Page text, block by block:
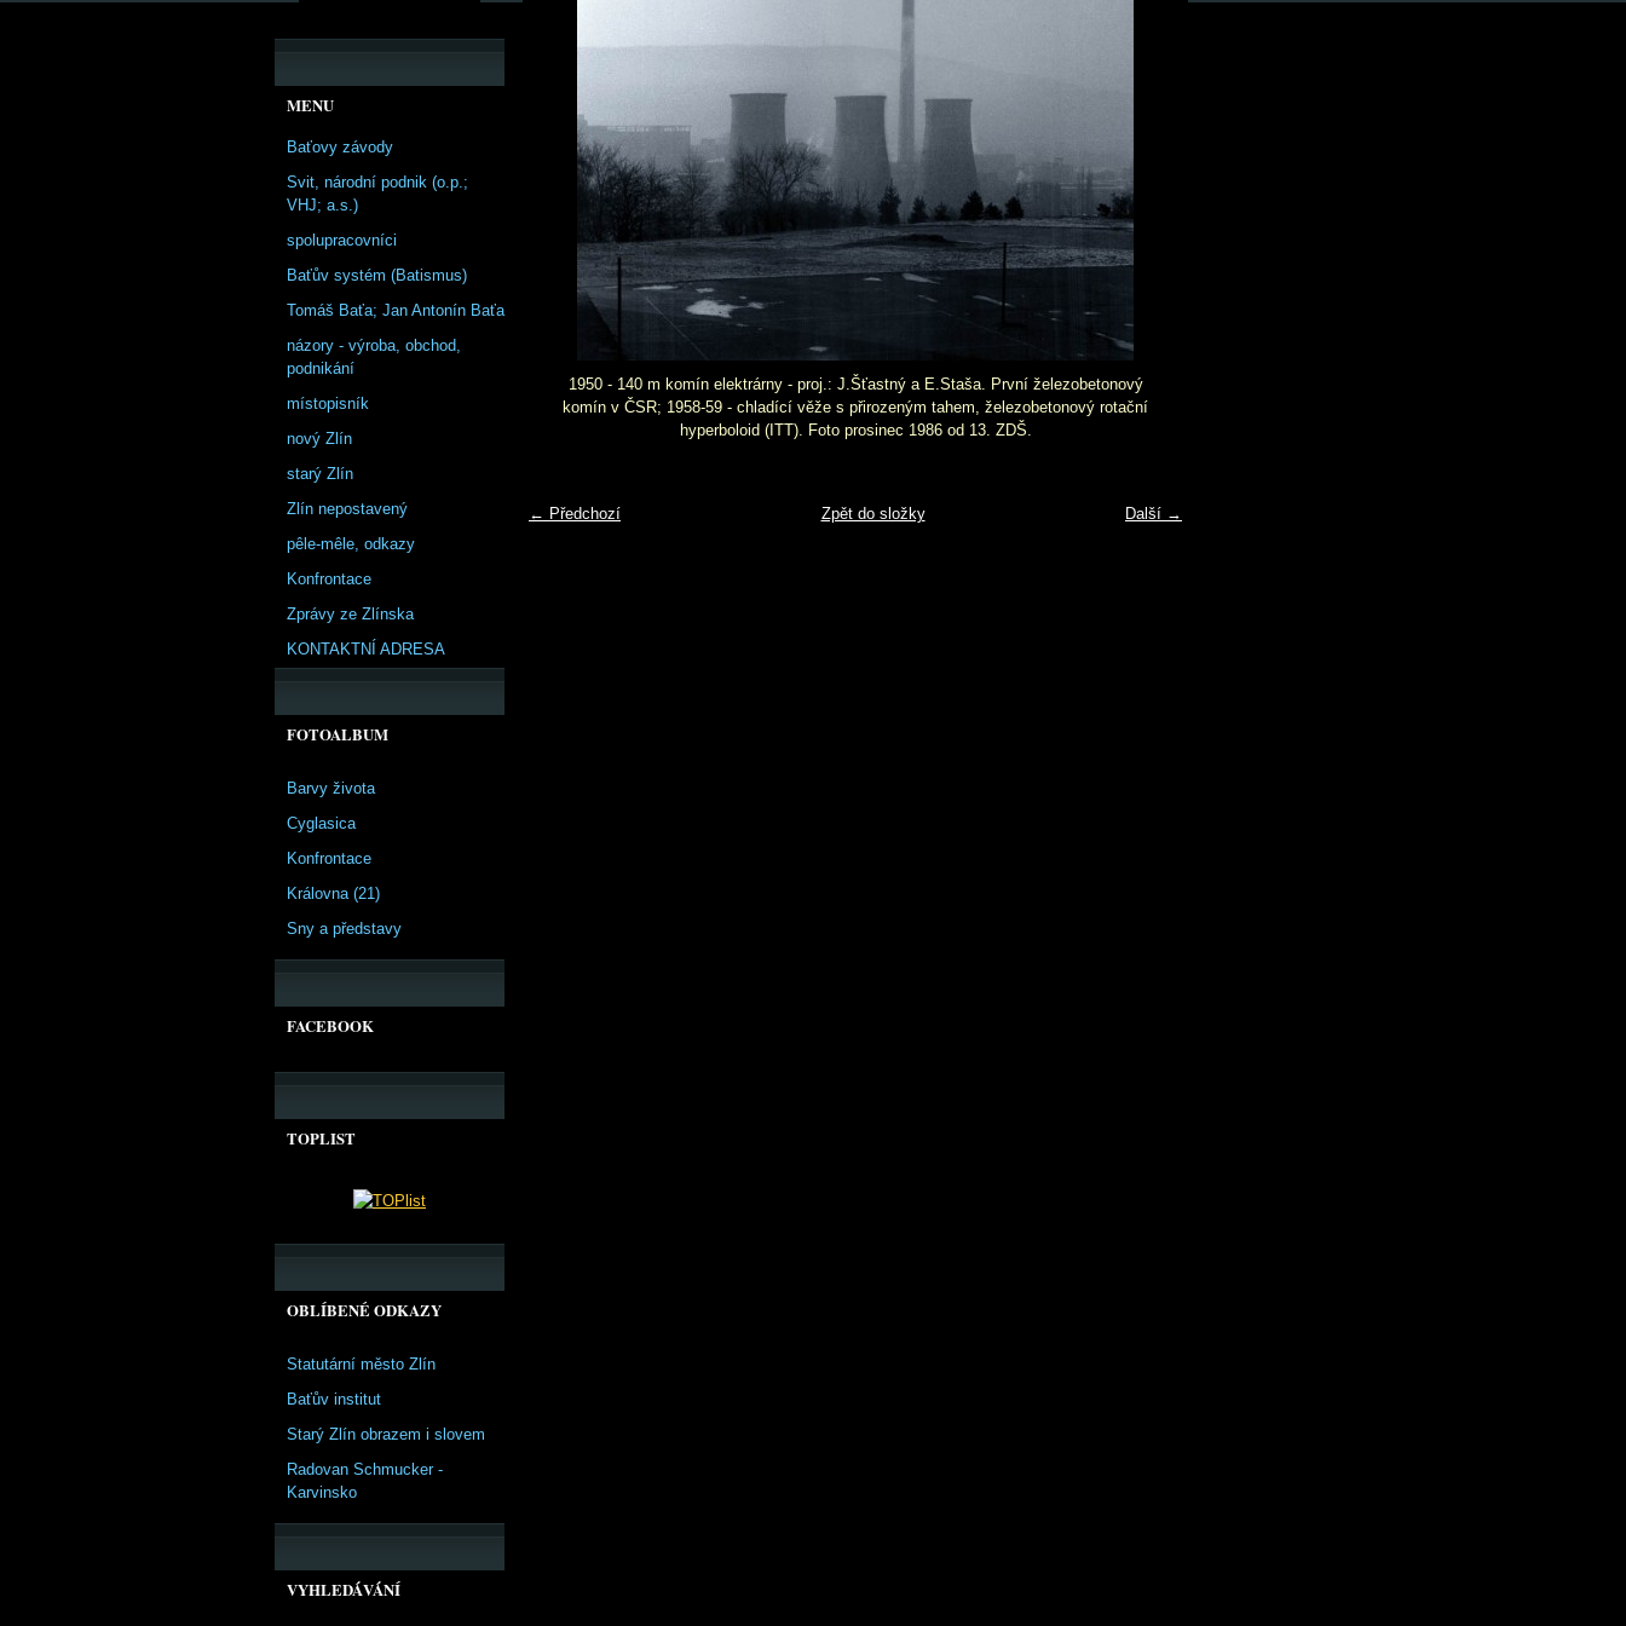
1950 - 140 m komín elektrárny - proj.: J.Šťastný a E.Staša. První železobetonový
komín v ČSR; 1958-59 - chladící věže s přirozeným tahem, železobetonový rotační
hyperboloid (ITT). Foto prosinec 1986 od 13. ZDŠ.
← Předchozí Další →
Zpět do složky
MENU
Baťovy závody
Svit, národní podnik (o.p.;
VHJ; a.s.)
spolupracovníci
Baťův systém (Batismus)
Tomáš Baťa; Jan Antonín Baťa
názory - výroba, obchod,
podnikání
místopisník
nový Zlín
starý Zlín
Zlín nepostavený
pêle-mêle, odkazy
Konfrontace
Zprávy ze Zlínska
KONTAKTNÍ ADRESA
FOTOALBUM
Barvy života
Cyglasica
Konfrontace
Královna (21)
Sny a představy
FACEBOOK
TOPLIST
OBLÍBENÉ ODKAZY
Statutární město Zlín
Baťův institut
Starý Zlín obrazem i slovem
Radovan Schmucker -
Karvinsko
VYHLEDÁVÁNÍ